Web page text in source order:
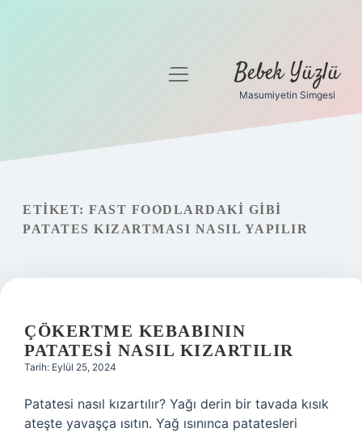
Gizlilik Politikası
menüyü
Bebek Yüzlü
Masumiyetin Simgesi
ETIKET: FAST FOODLARDAKI GIBI
PATATES KIZARTMASI NASIL YAPILIR
ÇÖKERTME KEBABININ
PATATESI NASIL KIZARTILIR
Tarih: Eylül 25, 2024
Patatesi nasıl kızartılır? Yağı derin bir tavada kısık
ateşte yavaşça ısıtın. Yağ ısınınca patatesleri